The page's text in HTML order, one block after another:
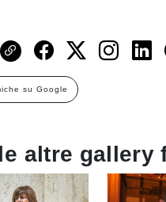
su Google
altre gallery